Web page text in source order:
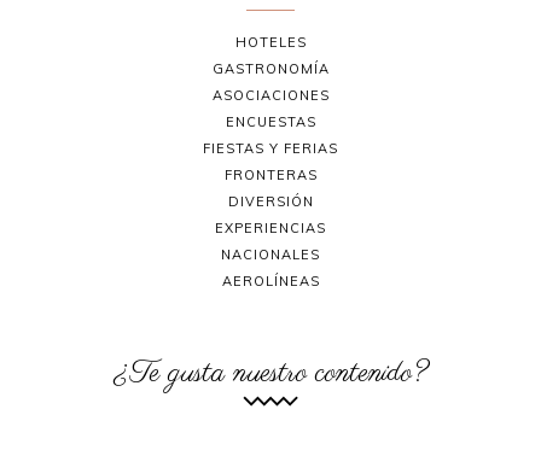
HOTELES
GASTRONOMÍA
ASOCIACIONES
ENCUESTAS
FIESTAS Y FERIAS
FRONTERAS
DIVERSIÓN
EXPERIENCIAS
NACIONALES
AEROLÍNEAS
¿Te gusta nuestro contenido?